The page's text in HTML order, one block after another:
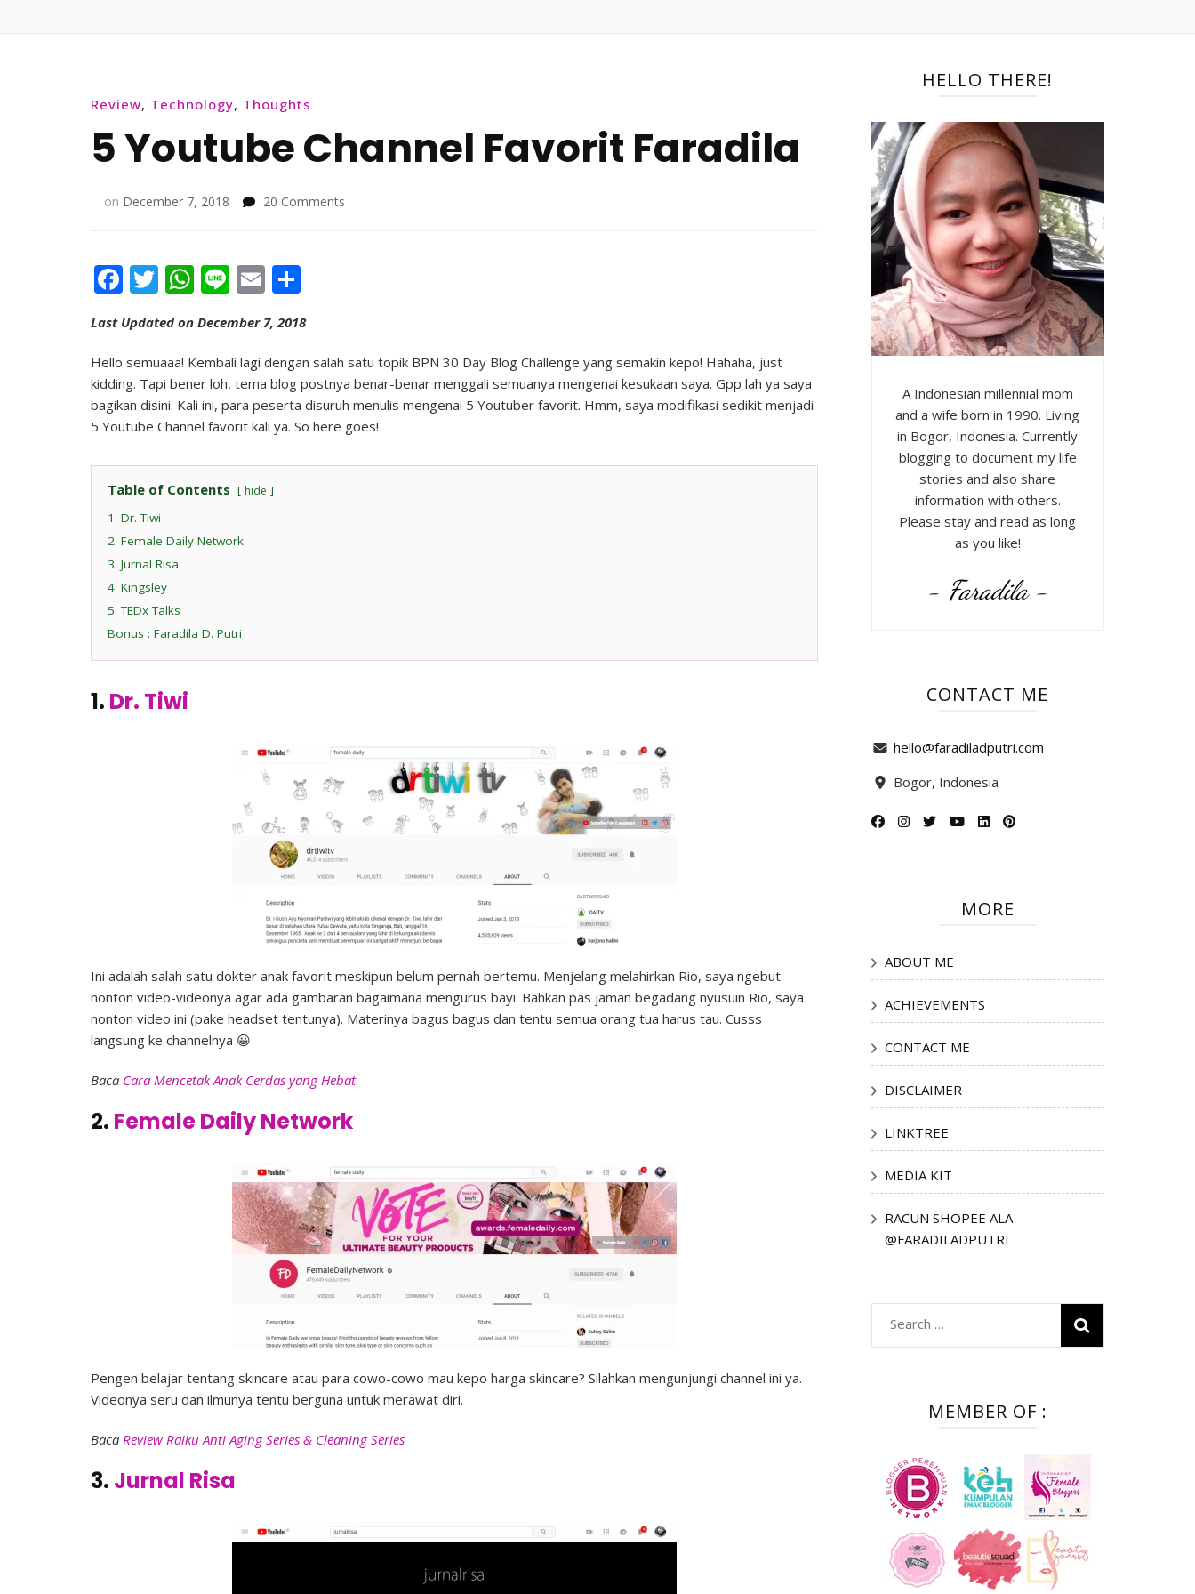
Review, Technology, Thoughts
5 Youtube Channel Favorit Faradila
on December 7, 2018 20 Comments
Facebook
Twitter
WhatsApp
LineEmail
Last Updated on December 7, 2018
Hello semuaaa! Kembali lagi dengan salah satu topik BPN 30 Day Blog Challenge yang semakin kepo! Hahaha, just
kidding. Tapi bener loh, tema blog postnya benar-benar menggali semuanya mengenai kesukaan saya. Gpp lah ya saya
bagikan disini. Kali ini, para peserta disuruh menulis mengenai 5 Youtuber favorit. Hmm, saya modifikasi sedikit menjadi
5 Youtube Channel favorit kali ya. So here goes!
Table of Contents hide
1. Dr. Tiwi
2. Female Daily Network
3. Jurnal Risa
4. Kingsley
5. TEDx Talks
Bonus : Faradila D. Putri
1. Dr. Tiwi
Ini adalah salah satu dokter anak favorit meskipun belum pernah bertemu. Menjelang melahirkan Rio, saya ngebut
nonton video-videonya agar ada gambaran bagaimana mengurus bayi. Bahkan pas jaman begadang nyusuin Rio, saya
nonton video ini (pake headset tentunya). Materinya bagus bagus dan tentu semua orang tua harus tau. Cusss
langsung ke channelnya 😀
Baca Cara Mencetak Anak Cerdas yang Hebat
2. Female Daily Network
Pengen belajar tentang skincare atau para cowo-cowo mau kepo harga skincare? Silahkan mengunjungi channel ini ya.
Videonya seru dan ilmunya tentu berguna untuk merawat diri.
Baca Review Raiku Anti Aging Series & Cleaning Series
3. Jurnal Risa
HELLO THERE!
A Indonesian millennial mom
and a wife born in 1990. Living
in Bogor, Indonesia. Currently
blogging to document my life
stories and also share
information with others.
Please stay and read as long
as you like!
- Faradila -
CONTACT ME
hello@faradiladputri.com
Bogor, Indonesia
MORE
ABOUT ME
ACHIEVEMENTS
CONTACT ME
DISCLAIMER
LINKTREE
MEDIA KIT
RACUN SHOPEE ALA
@FARADILADPUTRI
Search
for:
MEMBER OF :